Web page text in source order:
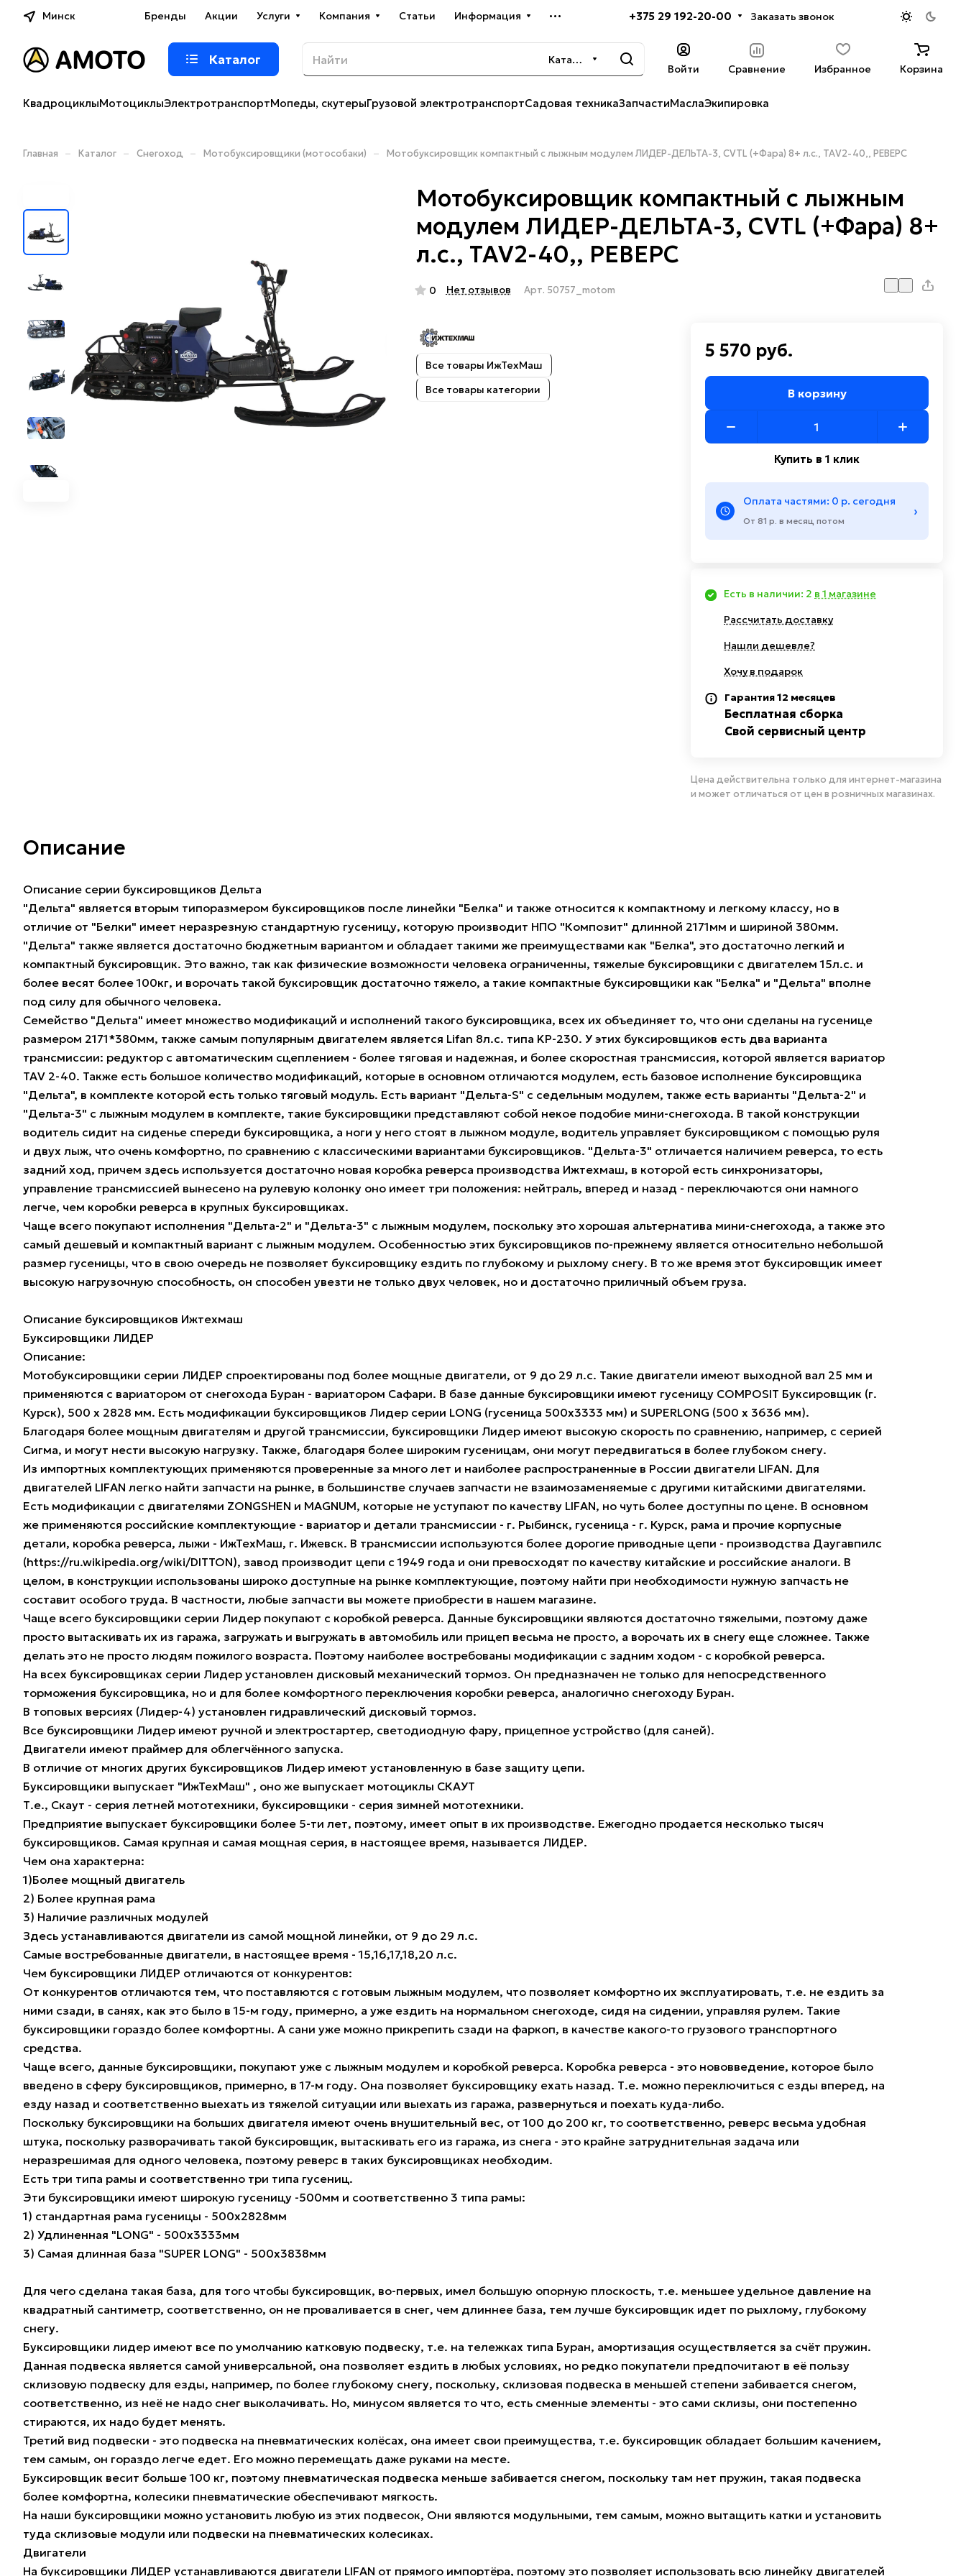
Минск Бренды Акции Услуги Компания Статьи Информация +375 29 192-20-00 Заказать звонок
Каталог Каталог
Войти Сравнение Избранное Корзина
КвадроциклыМотоциклыЭлектротранспортМопеды, скутерыГрузовой электротранспортСадовая техникаЗапчастиМаслаЭкипировка
Главная – Каталог – Снегоход – Мотобуксировщики (мотособаки) – Мотобуксировщик компактный с лыжным модулем ЛИДЕР-ДЕЛЬТА-3, CVTL (+Фара) 8+ л.с., TAV2-40,, РЕВЕРС
Мотобуксировщик компактный с лыжным
модулем ЛИДЕР-ДЕЛЬТА-3, CVTL (+Фара) 8+
л.с., TAV2-40,, РЕВЕРС
0 Нет отзывов Арт. 50757_motom
Все товары ИжТехМаш
Все товары категории
5 570 руб.
В корзину
Купить в 1 клик
Оплата частями: 0 р. сегодня
От 81 р. в месяц потом
›
Есть в наличии: 2 в 1 магазине
Рассчитать доставку
Нашли дешевле?
Хочу в подарок
Гарантия 12 месяцев
Бесплатная сборка
Свой сервисный центр
Цена действительна только для интернет-магазина
и может отличаться от цен в розничных магазинах.
Описание
Описание серии буксировщиков Дельта
"Дельта" является вторым типоразмером буксировщиков после линейки "Белка" и также относится к компактному и легкому классу, но в
отличие от "Белки" имеет неразрезную стандартную гусеницу, которую производит НПО "Композит" длинной 2171мм и шириной 380мм.
"Дельта" также является достаточно бюджетным вариантом и обладает такими же преимуществами как "Белка", это достаточно легкий и
компактный буксировщик. Это важно, так как физические возможности человека ограниченны, тяжелые буксировщики с двигателем 15л.с. и
более весят более 100кг, и ворочать такой буксировщик достаточно тяжело, а такие компактные буксировщики как "Белка" и "Дельта" вполне
под силу для обычного человека.
Семейство "Дельта" имеет множество модификаций и исполнений такого буксировщика, всех их объединяет то, что они сделаны на гусенице
размером 2171*380мм, также самым популярным двигателем является Lifan 8л.с. типа KP-230. У этих буксировщиков есть два варианта
трансмиссии: редуктор с автоматическим сцеплением - более тяговая и надежная, и более скоростная трансмиссия, которой является вариатор
TAV 2-40. Также есть большое количество модификаций, которые в основном отличаются модулем, есть базовое исполнение буксировщика
"Дельта", в комплекте которой есть только тяговый модуль. Есть вариант "Дельта-S" с седельным модулем, также есть варианты "Дельта-2" и
"Дельта-3" с лыжным модулем в комплекте, такие буксировщики представляют собой некое подобие мини-снегохода. В такой конструкции
водитель сидит на сиденье спереди буксировщика, а ноги у него стоят в лыжном модуле, водитель управляет буксировщиком с помощью руля
и двух лыж, что очень комфортно, по сравнению с классическими вариантами буксировщиков. "Дельта-3" отличается наличием реверса, то есть
задний ход, причем здесь используется достаточно новая коробка реверса производства Ижтехмаш, в которой есть синхронизаторы,
управление трансмиссией вынесено на рулевую колонку оно имеет три положения: нейтраль, вперед и назад - переключаются они намного
легче, чем коробки реверса в крупных буксировщиках.
Чаще всего покупают исполнения "Дельта-2" и "Дельта-3" с лыжным модулем, поскольку это хорошая альтернатива мини-снегохода, а также это
самый дешевый и компактный вариант с лыжным модулем. Особенностью этих буксировщиков по-прежнему является относительно небольшой
размер гусеницы, что в свою очередь не позволяет буксировщику ездить по глубокому и рыхлому снегу. В то же время этот буксировщик имеет
высокую нагрузочную способность, он способен увезти не только двух человек, но и достаточно приличный объем груза.
Описание буксировщиков Ижтехмаш
Буксировщики ЛИДЕР
Описание:
Мотобуксировщики серии ЛИДЕР спроектированы под более мощные двигатели, от 9 до 29 л.с. Такие двигатели имеют выходной вал 25 мм и
применяются с вариатором от снегохода Буран - вариатором Сафари. В базе данные буксировщики имеют гусеницу COMPOSIT Буксировщик (г.
Курск), 500 х 2828 мм. Есть модификации буксировщиков Лидер серии LONG (гусеница 500х3333 мм) и SUPERLONG (500 х 3636 мм).
Благодаря более мощным двигателям и другой трансмиссии, буксировщики Лидер имеют высокую скорость по сравнению, например, с серией
Сигма, и могут нести высокую нагрузку. Также, благодаря более широким гусеницам, они могут передвигаться в более глубоком снегу.
Из импортных комплектующих применяются проверенные за много лет и наиболее распространенные в России двигатели LIFAN. Для
двигателей LIFAN легко найти запчасти на рынке, в большинстве случаев запчасти не взаимозаменяемые с другими китайскими двигателями.
Есть модификации с двигателями ZONGSHEN и MAGNUM, которые не уступают по качеству LIFAN, но чуть более доступны по цене. В основном
же применяются российские комплектующие - вариатор и детали трансмиссии - г. Рыбинск, гусеница - г. Курск, рама и прочие корпусные
детали, коробка реверса, лыжи - ИжТехМаш, г. Ижевск. В трансмиссии используются более дорогие приводные цепи - производства Даугавпилс
(https://ru.wikipedia.org/wiki/DITTON), завод производит цепи с 1949 года и они превосходят по качеству китайские и российские аналоги. В
целом, в конструкции использованы широко доступные на рынке комплектующие, поэтому найти при необходимости нужную запчасть не
составит особого труда. В частности, любые запчасти вы можете приобрести в нашем магазине.
Чаще всего буксировщики серии Лидер покупают с коробкой реверса. Данные буксировщики являются достаточно тяжелыми, поэтому даже
просто вытаскивать их из гаража, загружать и выгружать в автомобиль или прицеп весьма не просто, а ворочать их в снегу еще сложнее. Также
делать это не просто людям пожилого возраста. Поэтому наиболее востребованы модификации с задним ходом - с коробкой реверса.
На всех буксировщиках серии Лидер установлен дисковый механический тормоз. Он предназначен не только для непосредственного
торможения буксировщика, но и для более комфортного переключения коробки реверса, аналогично снегоходу Буран.
В топовых версиях (Лидер-4) установлен гидравлический дисковый тормоз.
Все буксировщики Лидер имеют ручной и электростартер, светодиодную фару, прицепное устройство (для саней).
Двигатели имеют праймер для облегчённого запуска.
В отличие от многих других буксировщиков Лидер имеют установленную в базе защиту цепи.
Буксировщики выпускает "ИжТехМаш" , оно же выпускает мотоциклы СКАУТ
Т.е., Скаут - серия летней мототехники, буксировщики - серия зимней мототехники.
Предприятие выпускает буксировщики более 5-ти лет, поэтому, имеет опыт в их производстве. Ежегодно продается несколько тысяч
буксировщиков. Самая крупная и самая мощная серия, в настоящее время, называется ЛИДЕР.
Чем она характерна:
1)Более мощный двигатель
2) Более крупная рама
3) Наличие различных модулей
Здесь устанавливаются двигатели из самой мощной линейки, от 9 до 29 л.с.
Самые востребованные двигатели, в настоящее время - 15,16,17,18,20 л.с.
Чем буксировщики ЛИДЕР отличаются от конкурентов:
От конкурентов отличаются тем, что поставляются с готовым лыжным модулем, что позволяет комфортно их эксплуатировать, т.е. не ездить за
ними сзади, в санях, как это было в 15-м году, примерно, а уже ездить на нормальном снегоходе, сидя на сидении, управляя рулем. Такие
буксировщики гораздо более комфортны. А сани уже можно прикрепить сзади на фаркоп, в качестве какого-то грузового транспортного
средства.
Чаще всего, данные буксировщики, покупают уже с лыжным модулем и коробкой реверса. Коробка реверса - это нововведение, которое было
введено в сферу буксировщиков, примерно, в 17-м году. Она позволяет буксировщику ехать назад. Т.е. можно переключиться с езды вперед, на
езду назад и соответственно выехать из тяжелой ситуации или выехать из гаража, развернуться и поехать куда-либо.
Поскольку буксировщики на больших двигателя имеют очень внушительный вес, от 100 до 200 кг, то соответственно, реверс весьма удобная
штука, поскольку разворачивать такой буксировщик, вытаскивать его из гаража, из снега - это крайне затруднительная задача или
неразрешимая для одного человека, поэтому реверс в таких буксировщиках необходим.
Есть три типа рамы и соответственно три типа гусениц.
Эти буксировщики имеют широкую гусеницу -500мм и соответственно 3 типа рамы:
1) стандартная рама гусеницы - 500х2828мм
2) Удлиненная "LONG" - 500х3333мм
3) Самая длинная база "SUPER LONG" - 500х3838мм
Для чего сделана такая база, для того чтобы буксировщик, во-первых, имел большую опорную плоскость, т.е. меньшее удельное давление на
квадратный сантиметр, соответственно, он не проваливается в снег, чем длиннее база, тем лучше буксировщик идет по рыхлому, глубокому
снегу.
Буксировщики лидер имеют все по умолчанию катковую подвеску, т.е. на тележках типа Буран, амортизация осуществляется за счёт пружин.
Данная подвеска является самой универсальной, она позволяет ездить в любых условиях, но редко покупатели предпочитают в её пользу
склизовую подвеску для езды, например, по более глубокому снегу, поскольку, склизовая подвеска в меньшей степени забивается снегом,
соответственно, из неё не надо снег выколачивать. Но, минусом является то что, есть сменные элементы - это сами склизы, они постепенно
стираются, их надо будет менять.
Третий вид подвески - это подвеска на пневматических колёсах, она имеет свои преимущества, т.е. буксировщик обладает большим качением,
тем самым, он гораздо легче едет. Его можно перемещать даже руками на месте.
Буксировщик весит больше 100 кг, поэтому пневматическая подвеска меньше забивается снегом, поскольку там нет пружин, такая подвеска
более комфортна, колесики пневматические обеспечивают мягкость.
На наши буксировщики можно установить любую из этих подвесок, Они являются модульными, тем самым, можно вытащить катки и установить
туда склизовые модули или подвески на пневматических колесиках.
Двигатели
На буксировщики ЛИДЕР устанавливаются двигатели LIFAN от прямого импортёра, поэтому это позволяет использовать всю линейку двигателей